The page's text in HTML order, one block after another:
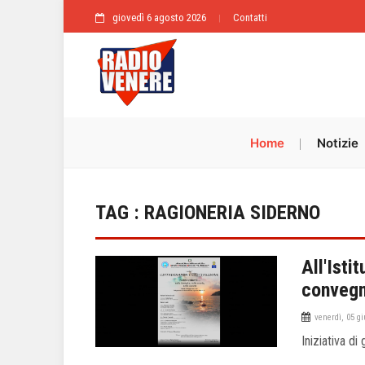
giovedì 6 agosto 2026 Contatti
Home Notizie
TAG : RAGIONERIA SIDERNO
venerdì, 05
Iniziativa di